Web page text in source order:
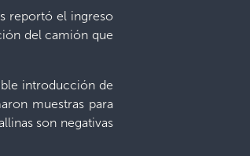
reportó el ingreso
del camión que
introducción de
muestras para
son negativas